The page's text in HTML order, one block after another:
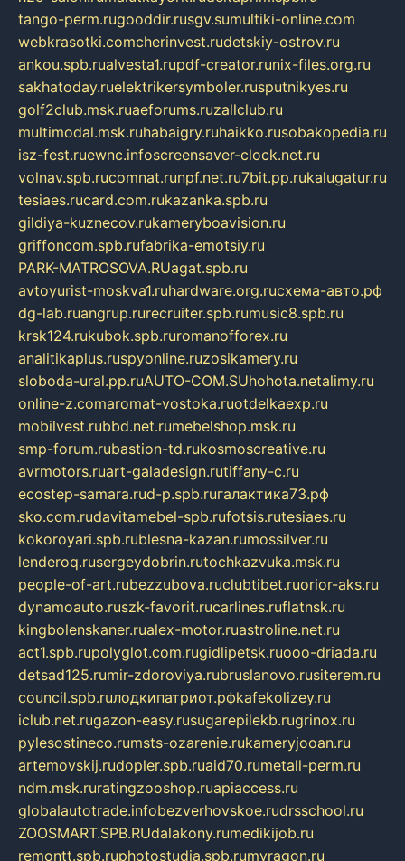
tango-perm.rugooddir.rusgv.sumultiki-online.com
webkrasotki.comcherinvest.rudetskiy-ostrov.ru
ankou.spb.rualvesta1.rupdf-creator.runix-files.org.ru
sakhatoday.ruelektrikersymboler.rusputnikyes.ru
golf2club.msk.ruaeforums.ruzallclub.ru
multimodal.msk.ruhabaigry.ruhaikko.rusobakopedia.ru
isz-fest.ruewnc.infoscreensaver-clock.net.ru
volnav.spb.rucomnat.runpf.net.ru7bit.pp.rukalugatur.ru
tesiaes.rucard.com.rukazanka.spb.ru
gildiya-kuznecov.rukameryboavision.ru
griffoncom.spb.rufabrika-emotsiy.ru
PARK-MATROSOVA.RUagat.spb.ru
avtoyurist-moskva1.ruhardware.org.ruсхема-авто.рф
dg-lab.ruangrup.rurecruiter.spb.rumusic8.spb.ru
krsk124.rukubok.spb.ruromanofforex.ru
analitikaplus.ruspyonline.ruzosikamery.ru
sloboda-ural.pp.ruAUTO-COM.SUhohota.netalimy.ru
online-z.comaromat-vostoka.ruotdelkaexp.ru
mobilvest.rubbd.net.rumebelshop.msk.ru
smp-forum.rubastion-td.rukosmoscreative.ru
avrmotors.ruart-galadesign.rutiffany-c.ru
ecostep-samara.rud-p.spb.ruгалактика73.рф
sko.com.rudavitamebel-spb.rufotsis.rutesiaes.ru
kokoroyari.spb.rublesna-kazan.rumossilver.ru
lenderoq.rusergeydobrin.rutochkazvuka.msk.ru
people-of-art.rubezzubova.ruclubtibet.ruorior-aks.ru
dynamoauto.ruszk-favorit.rucarlines.ruflatnsk.ru
kingbolenskaner.rualex-motor.ruastroline.net.ru
act1.spb.rupolyglot.com.rugidlipetsk.ruooo-driada.ru
detsad125.rumir-zdoroviya.rubruslanovo.rusiterem.ru
council.spb.ruлодкипатриот.рфkafekolizey.ru
iclub.net.rugazon-easy.rusugarepilekb.rugrinox.ru
pylesostineco.rumsts-ozarenie.rukameryjooan.ru
artemovskij.rudopler.spb.ruaid70.rumetall-perm.ru
ndm.msk.ruratingzooshop.ruapiaccess.ru
globalautotrade.infobezverhovskoe.rudrsschool.ru
ZOOSMART.SPB.RUdalakony.rumedikijob.ru
remontt.spb.ruphotostudia.spb.rumyragon.ru